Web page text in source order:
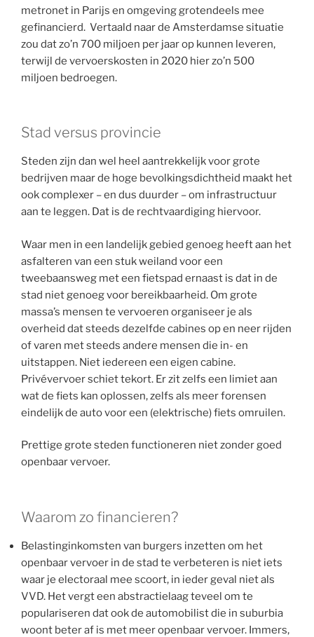
metronet in Parijs en omgeving grotendeels mee
gefinancierd. Vertaald naar de Amsterdamse situatie
zou dat zo’n 700 miljoen per jaar op kunnen leveren,
terwijl de vervoerskosten in 2020 hier zo’n 500
miljoen bedroegen.
Stad versus provincie
Steden zijn dan wel heel aantrekkelijk voor grote
bedrijven maar de hoge bevolkingsdichtheid maakt het
ook complexer – en dus duurder – om infrastructuur
aan te leggen. Dat is de rechtvaardiging hiervoor.
Waar men in een landelijk gebied genoeg heeft aan het
asfalteren van een stuk weiland voor een
tweebaansweg met een fietspad ernaast is dat in de
stad niet genoeg voor bereikbaarheid. Om grote
massa’s mensen te vervoeren organiseer je als
overheid dat steeds dezelfde cabines op en neer rijden
of varen met steeds andere mensen die in- en
uitstappen. Niet iedereen een eigen cabine.
Privévervoer schiet tekort. Er zit zelfs een limiet aan
wat de fiets kan oplossen, zelfs als meer forensen
eindelijk de auto voor een (elektrische) fiets omruilen.
Prettige grote steden functioneren niet zonder goed
openbaar vervoer.
Waarom zo financieren?
Belastinginkomsten van burgers inzetten om het
openbaar vervoer in de stad te verbeteren is niet iets
waar je electoraal mee scoort, in ieder geval niet als
VVD. Het vergt een abstractielaag teveel om te
populariseren dat ook de automobilist die in suburbia
woont beter af is met meer openbaar vervoer. Immers,